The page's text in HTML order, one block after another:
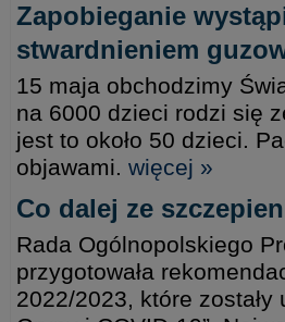
Zapobieganie
stwardnieniem
15 maja obchodzimy
na 6000 dzieci rodzi się
jest to około 50 dzieci.
objawami. więcej »
Co dalej ze
Rada Ogólnopolskiego
przygotowała
2022/2023, które